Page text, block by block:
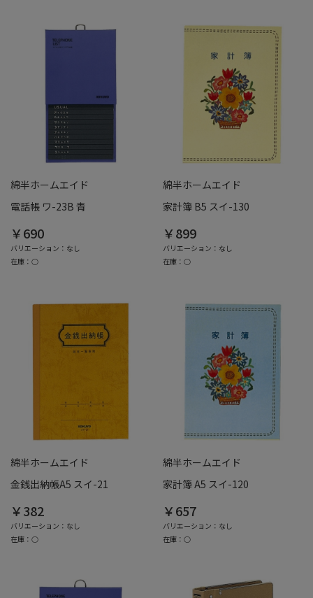
綿半ホームエイド
電話帳 ワ-23B 青
￥690
バリエーション：なし
在庫：○
綿半ホームエイド
家計簿 B5 スイ-130
￥899
バリエーション：なし
在庫：○
綿半ホームエイド
金銭出納帳A5 スイ-21
￥382
バリエーション：なし
在庫：○
綿半ホームエイド
家計簿 A5 スイ-120
￥657
バリエーション：なし
在庫：○